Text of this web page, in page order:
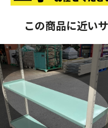
この商品に近い